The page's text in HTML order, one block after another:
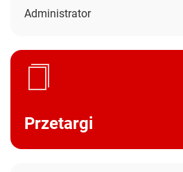
Administrator
Przetargi